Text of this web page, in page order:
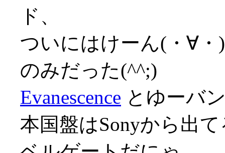
ド、
ついにはけーん(・∀
のみだった(^^;)
Evanescence とゆーバ
本国盤はSonyから出